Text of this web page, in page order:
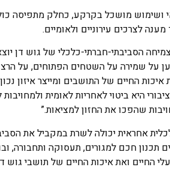
ושימוש מושכל בקרקע, כחלק מתפיסה
לצרכים עירוניים ולאומיים.
הסביבתי-חברתי-כלכלי של גוש דן
על שמירה על השטחים הפתוחים, על
החיים של התושבים ומייצר איזון
היא ביטוי לאחריות לאומית
שהפכו את החזון למציאות.”
אחראית יכולה לשרת במקביל את
חכם למגורים, תעסוקה ותחבורה,
החיים ואת איכות החיים של תושבי גוש